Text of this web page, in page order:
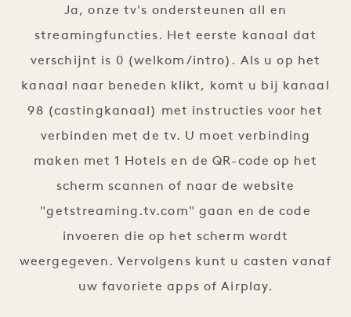
Ja, onze tv's ondersteunen all en
streamingfuncties. Het eerste kanaal dat
verschijnt is 0 (welkom/intro). Als u op het
kanaal naar beneden klikt, komt u bij kanaal
98 (castingkanaal) met instructies voor het
verbinden met de tv. U moet verbinding
maken met 1 Hotels en de QR-code op het
scherm scannen of naar de website
"getstreaming.tv.com" gaan en de code
invoeren die op het scherm wordt
weergegeven. Vervolgens kunt u casten vanaf
uw favoriete apps of Airplay.